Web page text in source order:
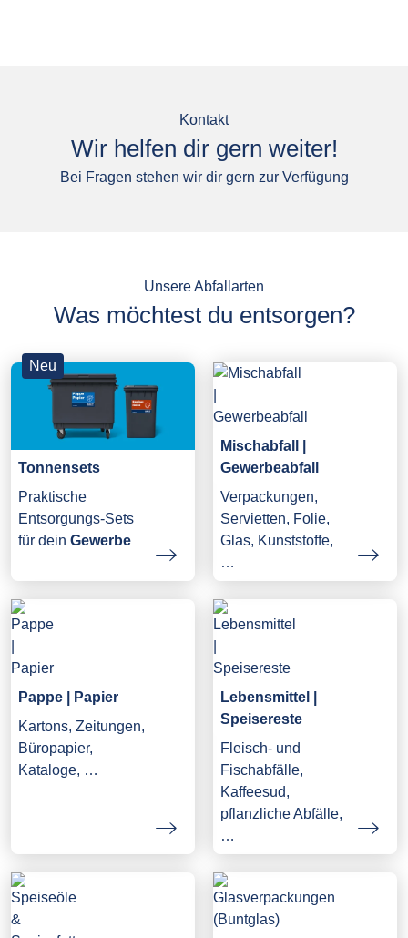
Kontakt
Wir helfen dir gern weiter!
Bei Fragen stehen wir dir gern zur Verfügung
Unsere Abfallarten
Was möchtest du entsorgen?
Neu
Tonnensets
Praktische
Entsorgungs-Sets
für dein Gewerbe
Mischabfall |
Gewerbeabfall
Verpackungen,
Servietten, Folie,
Glas, Kunststoffe,
…
Pappe | Papier
Kartons, Zeitungen,
Büropapier,
Kataloge, …
Lebensmittel |
Speisereste
Fleisch- und
Fischabfälle,
Kaffeesud,
pflanzliche Abfälle,
…